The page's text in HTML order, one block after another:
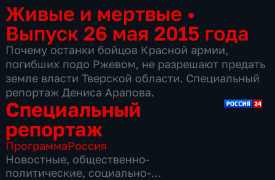
Живые и мертвые •
Выпуск 26 мая 2015 года
Почему останки бойцов Красной армии,
погибших подо Ржевом, не разрешают предать
земле власти Тверской области. Специальный
репортаж Дениса Арапова.
Специальный
репортаж
ПрограммаРоссия
Новостные, общественно-
политические, социально-